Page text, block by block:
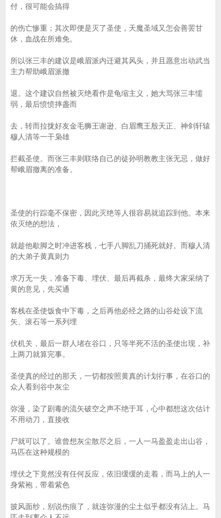
付，很可能会搞得
的伤亡惨重；其次即便是灭了圣使，天魔圣域又怎会善罢甘
休，血战在所难免。
所以张三丰的建议是峨眉派内迁避其风头，并且愿意出动武当
主力帮助峨眉派撤
退。这个建议自然被灭绝看作是龟缩主义，她大骂张三丰懦
弱，最后愤愤摔盏而
去，转而拉拢好友金毛狮王谢逊、白眉鹰王殷天正、神剑轩辕
穆人清等一干枭雄
拦截圣使。而张三丰则联络自己的徒孙明教教主张无忌，做好
帮峨眉撤离的准备。
圣使的行踪毫不保密，因此灭绝等人很容易就追踪到他。本来
依灭绝的想法，
就趁他歇脚之时冲进客栈，七手八脚乱刀捅死就好。而穆人清
的大弟子黄真则力
求万无一失，准备下毒、埋伏、最后再截杀，最终大家采纳了
黄的意见，先买通
客栈在圣使饭食中下毒，之后再他必经之路的山谷处设下流
矢、滚石等一系列埋
伏机关，最后一群人堵在谷口，只等半死不活的圣使出现，补
上两刀就算完事。
圣使真的经过的那天，一切都按照黄真的计划行事，在谷口的
众人看到谷中灰尘
弥漫，染了剧毒的流矢破空之声不绝于耳，心中都想这次估计
不用动刀，直接收
尸就可以了。谁曾想灰尘散尽之后，一人一马盈盈走出山谷，
马匹在这种规模的
埋伏之下竟然没有任何反应，依旧缓缓的走着，而马上的人一
身紫袍，带着紫色
披风面纱，别说伤痕了，就连弥漫的尘土似乎都没有沾上。马